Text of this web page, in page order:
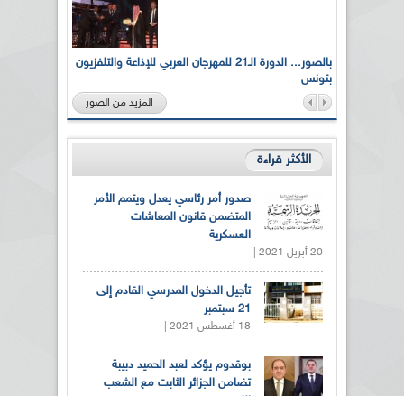
بالصور... الدورة الـ21 للمهرجان العربي للإذاعة والتلفزيون
بتونس
المزيد من الصور
الأكثر قراءة
صدور أمر رئاسي يعدل ويتمم الأمر
المتضمن قانون المعاشات
العسكرية
20 أبريل 2021 |
تأجيل الدخول المدرسي القادم إلى
21 سبتمبر
18 أغسطس 2021 |
بوقدوم يؤكد لعبد الحميد دبيبة
تضامن الجزائر الثابت مع الشعب